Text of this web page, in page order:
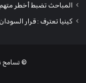
المباحث تضبط أخطر
كينيا تعترف : قرار
© تسامح نيوز